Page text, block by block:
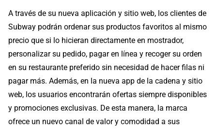
A través de su nueva aplicación y sitio web, los clientes de
Subway podrán ordenar sus productos favoritos al mismo
precio que si lo hicieran directamente en mostrador,
personalizar su pedido, pagar en línea y recoger su orden
en su restaurante preferido sin necesidad de hacer filas ni
pagar más. Además, en la nueva app de la cadena y sitio
web, los usuarios encontrarán ofertas siempre disponibles
y promociones exclusivas. De esta manera, la marca
ofrece un nuevo canal de valor y comodidad a sus